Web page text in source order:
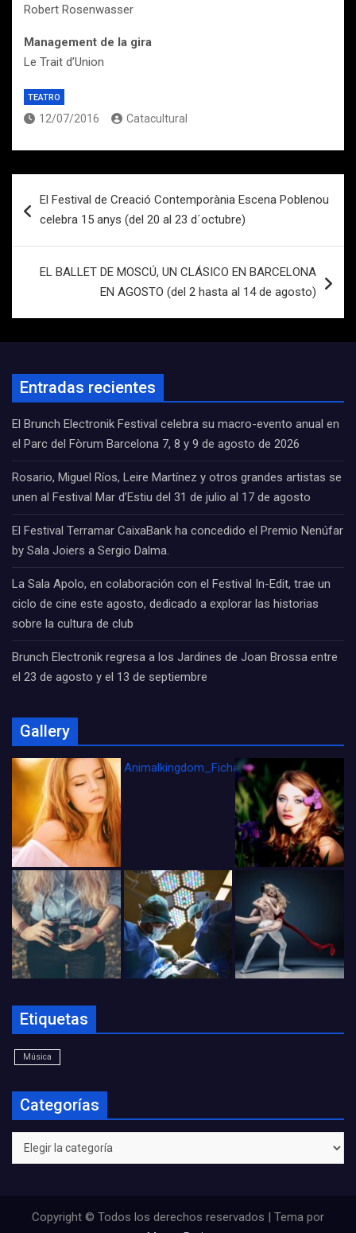
Robert Rosenwasser
Management de la gira
Le Trait d’Union
TEATRO
12/07/2016 Catacultural
de
El Festival de Creació Contemporània Escena Poblenou
celebra 15 anys (del 20 al 23 d´octubre)
EL BALLET DE MOSCÚ, UN CLÁSICO EN BARCELONA
EN AGOSTO (del 2 hasta al 14 de agosto)
Entradas recientes
El Brunch Electronik Festival celebra su macro-evento anual en
el Parc del Fòrum Barcelona 7, 8 y 9 de agosto de 2026
Rosario, Miguel Ríos, Leire Martínez y otros grandes artistas se
unen al Festival Mar d’Estiu del 31 de julio al 17 de agosto
El Festival Terramar CaixaBank ha concedido el Premio Nenúfar
by Sala Joiers a Sergio Dalma.
La Sala Apolo, en colaboración con el Festival In-Edit, trae un
ciclo de cine este agosto, dedicado a explorar las historias
sobre la cultura de club
Brunch Electronik regresa a los Jardines de Joan Brossa entre
el 23 de agosto y el 13 de septiembre
Gallery
Animalkingdom_FichaCine
Etiquetas
Música
Categorías
Categorías
Copyright © Todos los derechos reservados | Tema por